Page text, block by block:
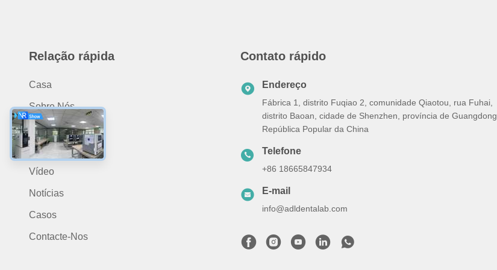
Relação rápida
Casa
Sobre Nós
Produtos
Aplicação
Vídeo
Notícias
Casos
Contacte-Nos
Contato rápido
Endereço
Fábrica 1, distrito Fuqiao 2, comunidade Qiaotou, rua Fuhai,
distrito Baoan, cidade de Shenzhen, província de Guangdong,
República Popular da China
Telefone
+86 18665847934
E-mail
info@adldentalab.com